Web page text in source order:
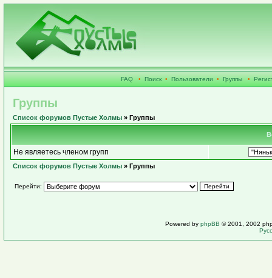
FAQ • Поиск • Пользователи • Группы •
Группы
Список форумов Пустые Холмы » Группы
Не являетесь членом групп
Список форумов Пустые Холмы » Группы
Перейти:
Powered by phpBB © 2001, 2002